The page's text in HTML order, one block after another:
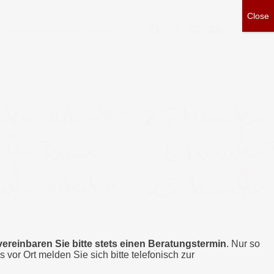
Sie bitte stets einen Beratungstermin. Nur so
vor Ort melden Sie sich bitte telefonisch zur